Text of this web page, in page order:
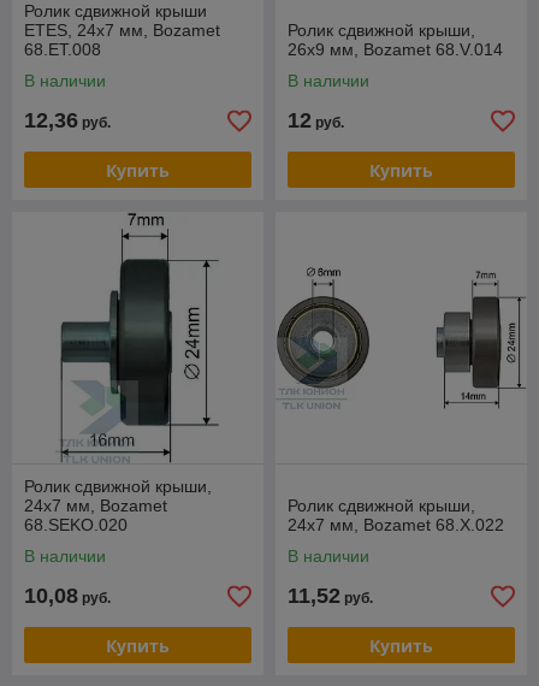
Ролик сдвижной крыши
ETES, 24х7 мм, Bozamet
68.ET.008
В наличии
12,36 руб.
Купить
Ролик сдвижной крыши,
26x9 мм, Bozamet 68.V.014
В наличии
12 руб.
Купить
Ролик сдвижной крыши,
24х7 мм, Bozamet
68.SEKO.020
В наличии
10,08 руб.
Купить
Ролик сдвижной крыши,
24х7 мм, Bozamet 68.X.022
В наличии
11,52 руб.
Купить